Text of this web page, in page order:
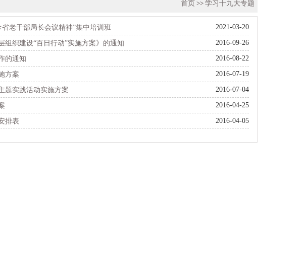
首页 >> 学习十九大专题
老干部局长会议精神”集中培训班 2021-03-20
组织建设“百日行动”实施方案》的通知 2016-09-26
的通知 2016-08-22
方案 2016-07-19
题实践活动实施方案 2016-07-04
2016-04-25
排表 2016-04-05